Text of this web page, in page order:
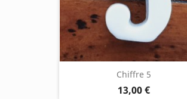
Chiffre 5
13,00 €